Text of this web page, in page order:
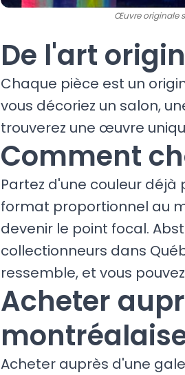
Œuvre originale
De l'art
Chaque pièce est un
vous décoriez un salon,
trouverez une œuvre
Comment
Partez d'une couleur déjà
format proportionnel au
devenir le point focal.
collectionneurs dans
ressemble, et vous
Acheter
Acheter auprès d'une